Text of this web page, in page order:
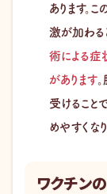
あります。
激が加わると
術による症
があります
受けること
めやすくなり
ワクチン